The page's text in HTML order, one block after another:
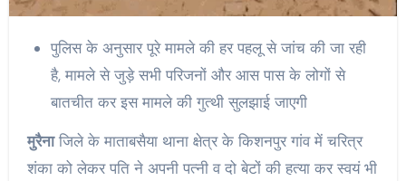
पुलिस के अनुसार पूरे मामले की हर पहलू से जांच की जा रही
है, मामले से जुड़े सभी परिजनों और आस पास के लोगों से
बातचीत कर इस मामले की गुत्थी सुलझाई जाएगी
मुरैनाजिले के माताबसैया थाना क्षेत्र के किशनपुर गांव में चरित्र
शंका को लेकर पति ने अपनी पत्नी व दो बेटों की हत्या कर स्वयं भी